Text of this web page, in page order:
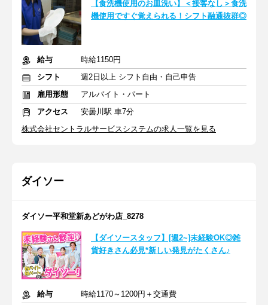
【食洗機使用のお皿洗い】＜接客なし＞食洗
機使用ですぐ覚えられる！シフト融通抜群◎
給与
時給1150円
シフト
週2日以上 シフト自由・自己申告
雇用形態
アルバイト・パート
アクセス
安曇川駅 車7分
株式会社セントラルサービスシステムの求人一覧を見る
ダイソー
ダイソー平和堂新あどがわ店_8278
【ダイソースタッフ】[週2~]未経験OK◎雑
貨好きさん必見*新しい発見がたくさん♪
給与
時給1170～1200円＋交通費